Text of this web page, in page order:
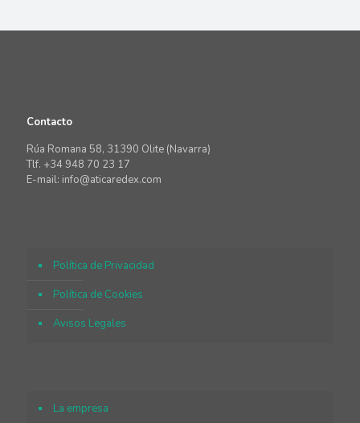
Contacto
Rúa Romana 58, 31390 Olite (Navarra)
Tlf. +34 948 70 23 17
E-mail: info@aticaredex.com
Política de Privacidad
Política de Cookies
Avisos Legales
La empresa